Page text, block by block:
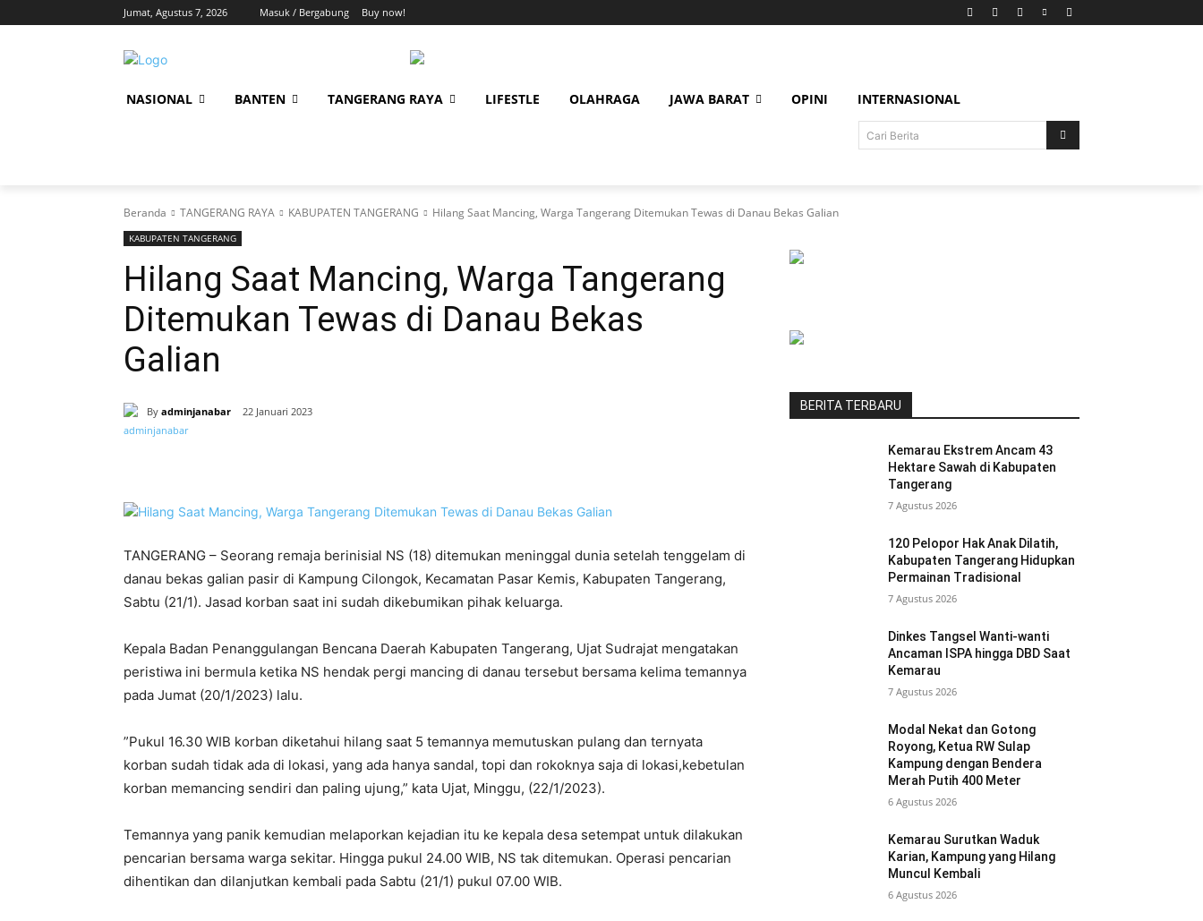
Jumat, Agustus 7, 2026 Masuk / Bergabung Buy now!
NASIONAL BANTEN TANGERANG RAYA LIFESTLE OLAHRAGA JAWA BARAT OPINI INTERNASIONAL
Cari Berita
Beranda TANGERANG RAYA KABUPATEN TANGERANG Hilang Saat Mancing, Warga Tangerang Ditemukan Tewas di Danau Bekas Galian
KABUPATEN TANGERANG
Hilang Saat Mancing, Warga Tangerang
Ditemukan Tewas di Danau Bekas
Galian
By adminjanabar 22 Januari 2023
TANGERANG – Seorang remaja berinisial NS (18) ditemukan meninggal dunia setelah tenggelam di
danau bekas galian pasir di Kampung Cilongok, Kecamatan Pasar Kemis, Kabupaten Tangerang,
Sabtu (21/1). Jasad korban saat ini sudah dikebumikan pihak keluarga.
Kepala Badan Penanggulangan Bencana Daerah Kabupaten Tangerang, Ujat Sudrajat mengatakan
peristiwa ini bermula ketika NS hendak pergi mancing di danau tersebut bersama kelima temannya
pada Jumat (20/1/2023) lalu.
”Pukul 16.30 WIB korban diketahui hilang saat 5 temannya memutuskan pulang dan ternyata
korban sudah tidak ada di lokasi, yang ada hanya sandal, topi dan rokoknya saja di lokasi,kebetulan
korban memancing sendiri dan paling ujung,” kata Ujat, Minggu, (22/1/2023).
Temannya yang panik kemudian melaporkan kejadian itu ke kepala desa setempat untuk dilakukan
pencarian bersama warga sekitar. Hingga pukul 24.00 WIB, NS tak ditemukan. Operasi pencarian
dihentikan dan dilanjutkan kembali pada Sabtu (21/1) pukul 07.00 WIB.
BERITA TERBARU
Kemarau Ekstrem Ancam 43
Hektare Sawah di Kabupaten
Tangerang
7 Agustus 2026
120 Pelopor Hak Anak Dilatih,
Kabupaten Tangerang Hidupkan
Permainan Tradisional
7 Agustus 2026
Dinkes Tangsel Wanti-wanti
Ancaman ISPA hingga DBD Saat
Kemarau
7 Agustus 2026
Modal Nekat dan Gotong
Royong, Ketua RW Sulap
Kampung dengan Bendera
Merah Putih 400 Meter
6 Agustus 2026
Kemarau Surutkan Waduk
Karian, Kampung yang Hilang
Muncul Kembali
6 Agustus 2026